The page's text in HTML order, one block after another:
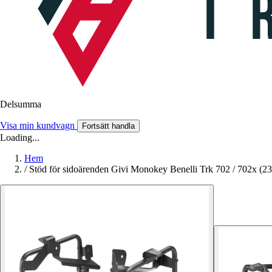
Delsumma
Visa min kundvagn Fortsätt handla
Loading...
Hem
/ Stöd för sidoärenden Givi Monokey Benelli Trk 702 / 702x